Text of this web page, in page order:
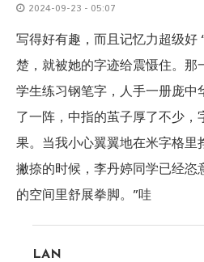
2024-09-23 - 05:07
写得好有趣，而且记忆力超级好
楚，就被她的字迹给震慑住。那
学生练习钢笔字，人手一册庞中
了一阵，中指的茧子厚了不少，
果。当我小心翼翼地在米字格里
撇捺的时候，李丹婷同学已经恣
的空间里舒展拳脚。”哇
LAN